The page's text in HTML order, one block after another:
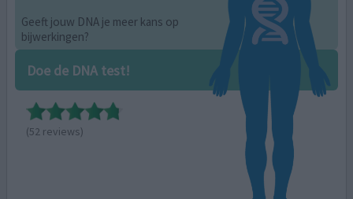
Geeft jouw DNA je meer kans op
bijwerkingen?
Doe de DNA test!
(52 reviews)